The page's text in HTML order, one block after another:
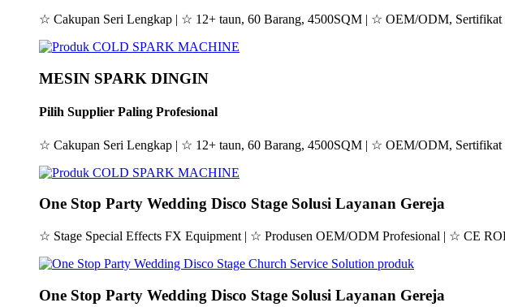
☆ Cakupan Seri Lengkap | ☆ 12+ taun, 60 Barang, 4500SQM | ☆ OEM/ODM, Sertifikat
MESIN SPARK DINGIN
Pilih Supplier Paling Profesional
☆ Cakupan Seri Lengkap | ☆ 12+ taun, 60 Barang, 4500SQM | ☆ OEM/ODM, Sertifikat
One Stop Party Wedding Disco Stage Solusi Layanan Gereja
☆ Stage Special Effects FX Equipment | ☆ Produsen OEM/ODM Profesional | ☆ CE
One Stop Party Wedding Disco Stage Solusi Layanan Gereja